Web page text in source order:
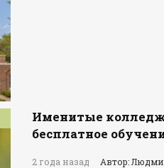
Именитые
бесплатное
2 года назад Автор: